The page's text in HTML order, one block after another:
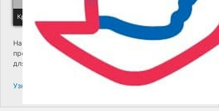
Краевое государственное унитарное предприятие
На сайте возникла критическая ошибка. Пожалуйста,
проверьте входящие сообщения почты администратора
для дальнейших инструкций.
Узнайте больше про решение проблем с WordPress.